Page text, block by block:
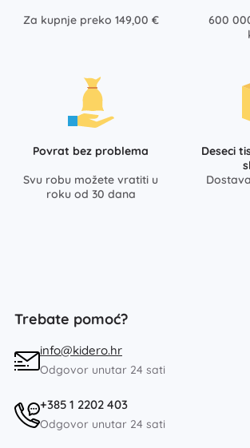
Za kupnje preko 149,00 €
600
Povrat bez problema
Svu robu možete vratiti u
roku od 30 dana
Deseci
Trebate pomoć?
info@kidero.hr
Odgovor unutar 24 sati
+385 1 2202 403
Odgovor unutar 24 sati